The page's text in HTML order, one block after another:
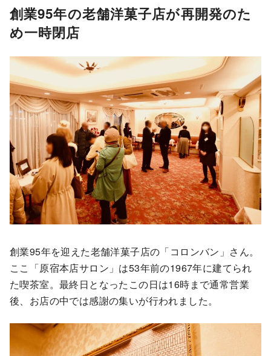
創業95年の老舗洋菓子店が再開発のた
め一時閉店
創業95年を迎えた老舗洋菓子店の「コロンバン」さん。
ここ「原宿本店サロン」は53年前の1967年に建てられ
た喫茶室。最終日となったこの日は16時まで通常営業
後、お店の中では感謝の集いが行われました。